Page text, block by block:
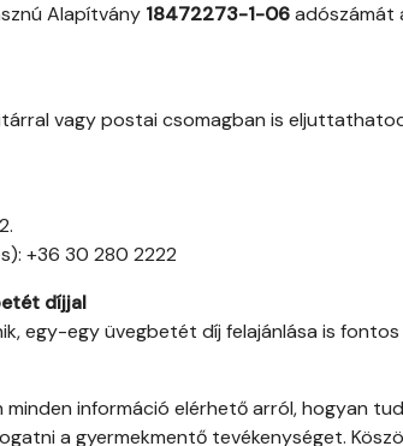
Alapítvány 18472273-1-06adószámát
vagy postai csomagban is
+36 30 280 2222
díjjal
egy-egy üvegbetét díj felajánlása is
minden információ elérhető arról, hogyan
a gyermekmentő tevékenységet.